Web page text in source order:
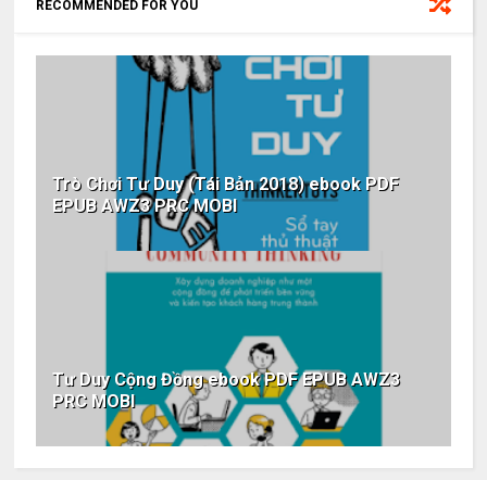
RECOMMENDED FOR YOU
Trò Chơi Tư Duy (Tái Bản 2018) ebook PDF
EPUB AWZ3 PRC MOBI
Tư Duy Cộng Đồng ebook PDF EPUB AWZ3
PRC MOBI